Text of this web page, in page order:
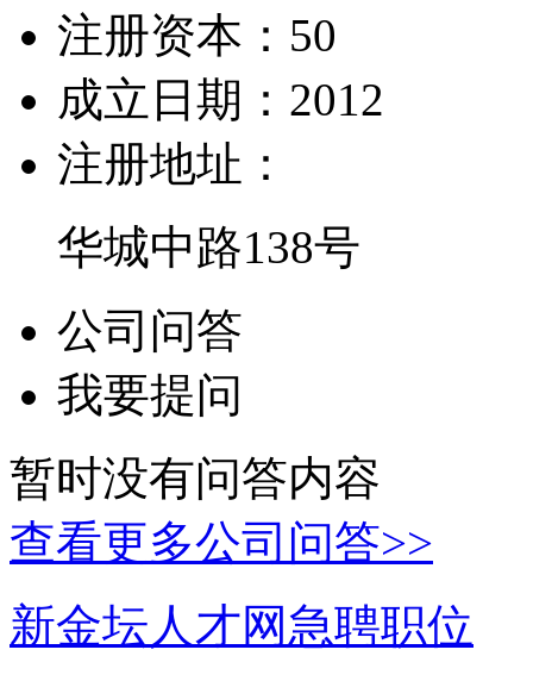
注册资本： 50
成立日期： 2012
注册地址：
华城中路138号
公司问答
我要提问
暂时没有问答内容
查看更多公司问答>>
新金坛人才网急聘职位